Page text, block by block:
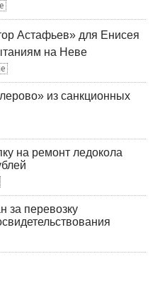
Астафьев» для Енисея
на Неве
из санкционных
на ремонт ледокола
перевозку